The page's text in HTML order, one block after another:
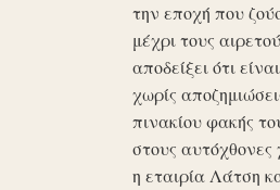
την εποχή που
μέχρι τους
αποδείξει ότι
χωρίς
πινακίου φακής
στους αυτόχθονες
η εταιρία Λάτση